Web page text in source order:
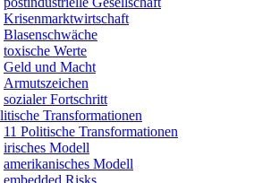
Krisenmarktwirtschaft
Blasenschwäche
toxische Werte
Geld und Macht
Armutszeichen
sozialer Fortschritt
Transformationen
11 Politische Transformationen
irisches Modell
amerikanisches Modell
embedded Risks